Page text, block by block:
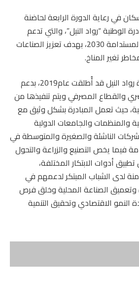
في رعاية الدورة الرابعة لحاضنة
الوطنية “رواد النيل”، والتي تدعم
تحقيق أهداف التنمية المستدامة 2030، بهدف تعزيز الصناعات
تغير المناخ.
والجدير بالذكر أن مبادرة رواد النيل قد أُطلقت عام2019، بدعم
والقطاع المصرفي ويتم تنفيذها من
حيث تعمل المبادرة بشكل وثيق مع
والمنظمات والجامعات الدولية
الناشئة والصغيرة والمتوسطة في
فيما يخص التصنيع والزراعة والتحول
أدوات الابتكار المختلفة،
لدى الشباب المبتكر لدعمهم في
الصناعة المحلية وخلق فرص
الاقتصادي وتحقيق التنمية